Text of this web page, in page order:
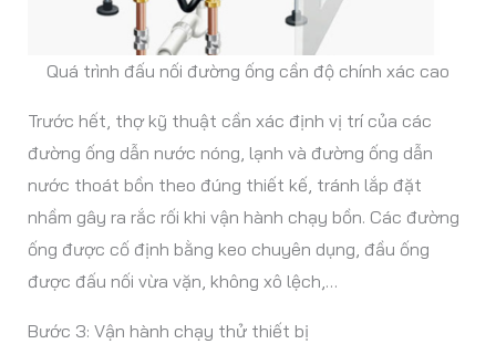
Quá trình đấu nối đường ống cần độ chính xác cao
Trước hết, thợ kỹ thuật cần xác định vị trí của các
đường ống dẫn nước nóng, lạnh và đường ống dẫn
nước thoát bồn theo đúng thiết kế, tránh lắp đặt
nhầm gây ra rắc rối khi vận hành chạy bồn. Các đường
ống được cố định bằng keo chuyên dụng, đầu ống
được đấu nối vừa vặn, không xô lệch,…
Bước 3: Vận hành chạy thử thiết bị